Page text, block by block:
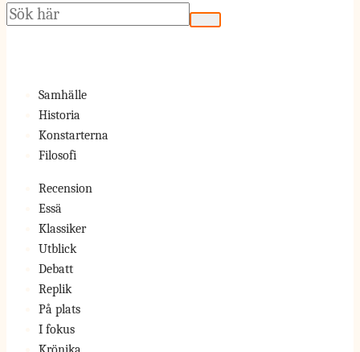
Sök
Samhälle
Historia
Konstarterna
Filosofi
Recension
Essä
Klassiker
Utblick
Debatt
Replik
På plats
I fokus